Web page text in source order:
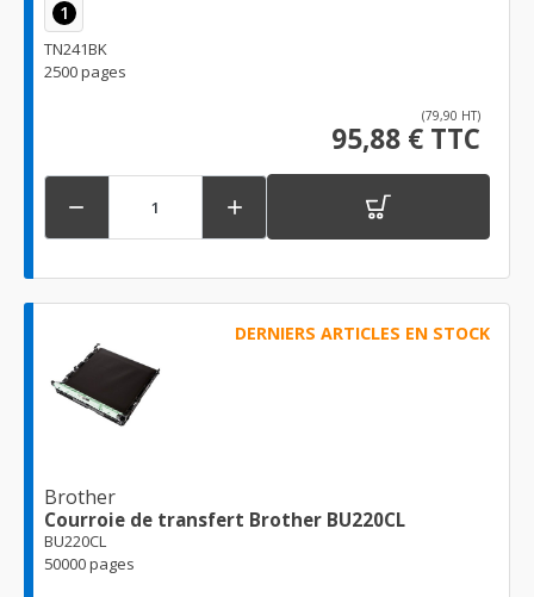
1
TN241BK
2500 pages
(79,90 HT)
95,88 € TTC
 
DERNIERS ARTICLES EN STOCK
Brother
Courroie de transfert Brother BU220CL
BU220CL
50000 pages